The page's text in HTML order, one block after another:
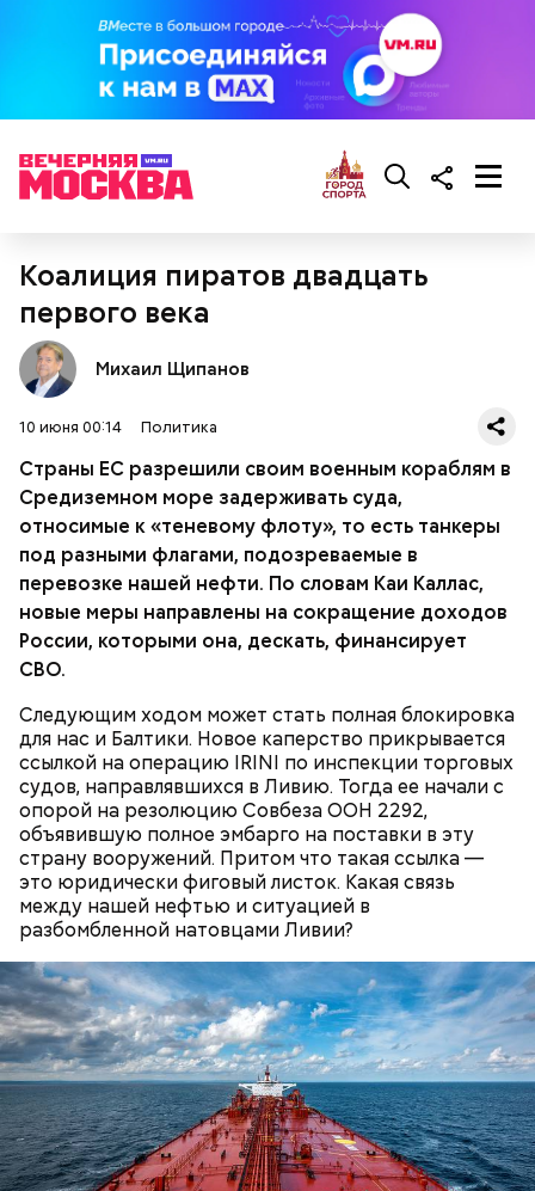
Коалиция пиратов двадцать
первого века
Михаил Щипанов
10 июня 00:14 Политика
Страны ЕС разрешили своим военным кораблям в
Средиземном море задерживать суда,
относимые к «теневому флоту», то есть танкеры
под разными флагами, подозреваемые в
перевозке нашей нефти. По словам Каи Каллас,
новые меры направлены на сокращение доходов
России, которыми она, дескать, финансирует
СВО.
Следующим ходом может стать полная блокировка
для нас и Балтики. Новое каперство прикрывается
ссылкой на операцию IRINI по инспекции торговых
судов, направлявшихся в Ливию. Тогда ее начали с
опорой на резолюцию Совбеза ООН 2292,
объявившую полное эмбарго на поставки в эту
страну вооружений. Притом что такая ссылка —
это юридически фиговый листок. Какая связь
между нашей нефтью и ситуацией в
разбомбленной натовцами Ливии?
Ингредиенты:
кабачок;
брынза;
растительное масло;
помидоры черри либо грунтовые.
порезанную брынзу. Затем добавляются помидоры
черри или грунтовые, — рассказал шеф-повар.
Терапевт Кондрахин назвал
продукты и напитки, которые
выводят токсины из организма
Ранние плоды, по словам врача, лучше не есть:
беременным, кормящим женщинам;
людям с ослабленной иммунной системой;
пожилым;
детям.
— Там может содержаться огромное количество
нитратов, которое вызовет головокружение,
гипоксию и ухудшение физического состояния, —
Чистит сосуды и защищает от
рака: чем полезен кресс-салат